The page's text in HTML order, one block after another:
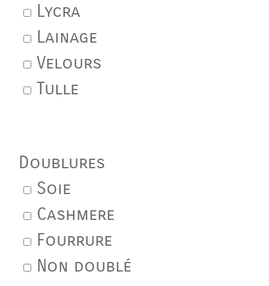
Lycra
Lainage
Velours
Tulle
Doublures
Soie
Cashmere
Fourrure
Non doublé